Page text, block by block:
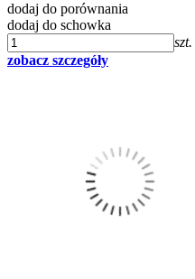
dodaj do porównania
dodaj do schowka
szt.
zobacz szczegóły